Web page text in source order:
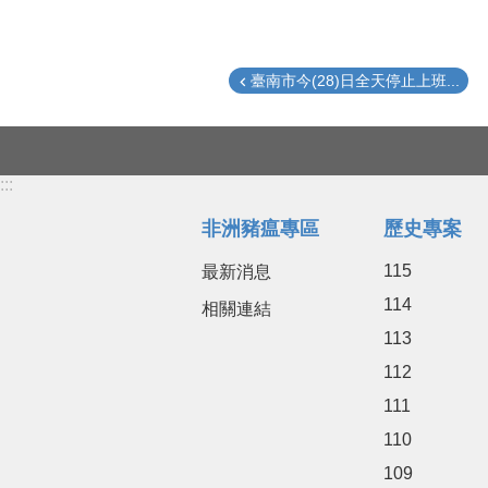
臺南市今(28)日全天停止上班...
:::
非洲豬瘟專區
最新消息
相關連結
歷史專案
115
114
113
112
111
110
109